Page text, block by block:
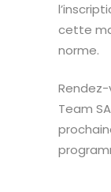
cette
norme.
Rendez-
Team